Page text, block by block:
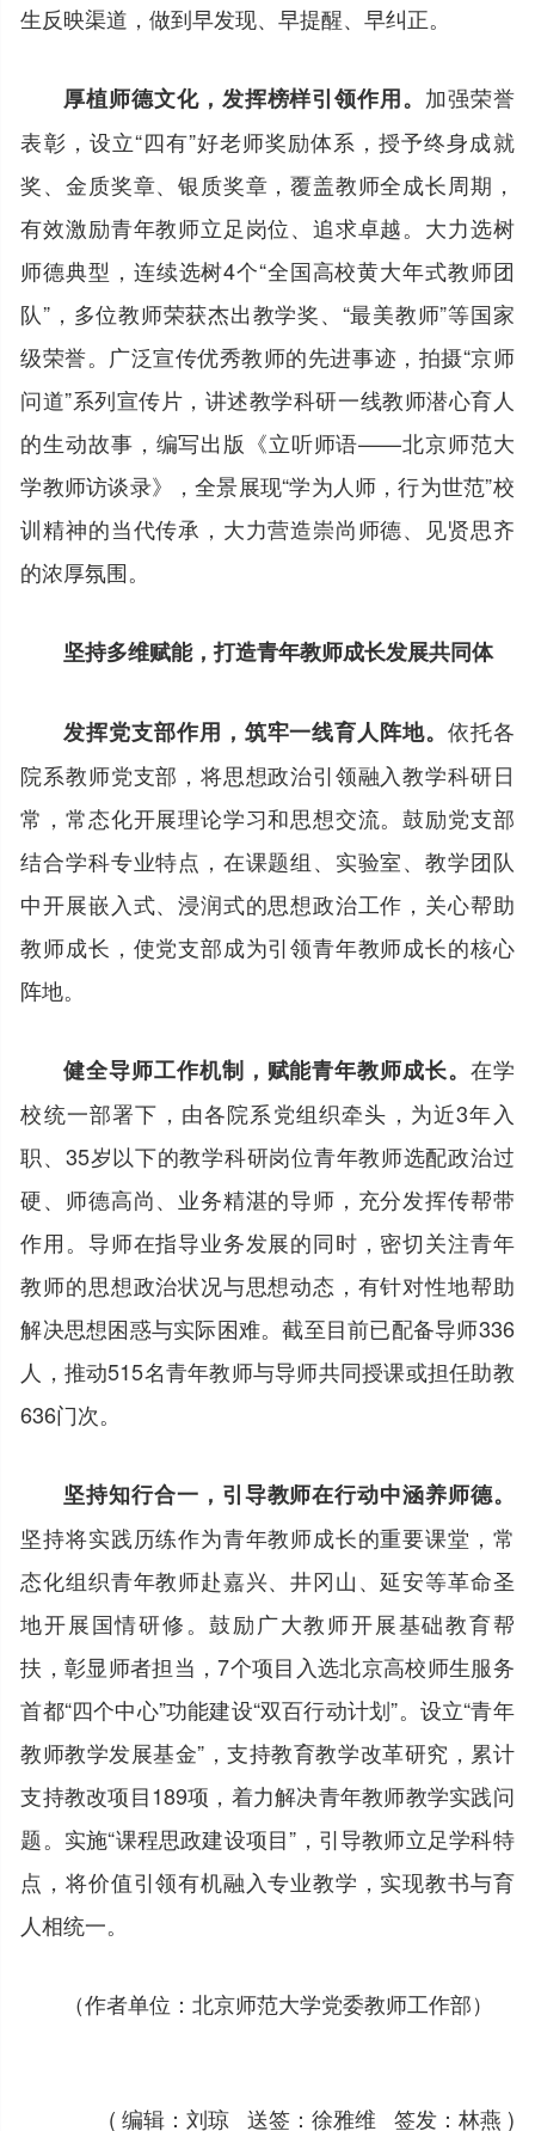
生反映渠道，做到早发现、早提醒、早纠正。
厚植师德文化，发挥榜样引领作用。 加强荣誉
表彰，设立“四有”好老师奖励体系，授予终身成就
奖、金质奖章、银质奖章，覆盖教师全成长周期，
有效激励青年教师立足岗位、追求卓越。大力选树
师德典型，连续选树4个“全国高校黄大年式教师团
队”，多位教师荣获杰出教学奖、“最美教师”等国家
级荣誉。广泛宣传优秀教师的先进事迹，拍摄“京师
问道”系列宣传片，讲述教学科研一线教师潜心育人
的生动故事，编写出版《立听师语——北京师范大
学教师访谈录》，全景展现“学为人师，行为世范”校
训精神的当代传承，大力营造崇尚师德、见贤思齐
的浓厚氛围。
坚持多维赋能，打造青年教师成长发展共同体
发挥党支部作用，筑牢一线育人阵地。 依托各
院系教师党支部，将思想政治引领融入教学科研日
常，常态化开展理论学习和思想交流。鼓励党支部
结合学科专业特点，在课题组、实验室、教学团队
中开展嵌入式、浸润式的思想政治工作，关心帮助
教师成长，使党支部成为引领青年教师成长的核心
阵地。
健全导师工作机制，赋能青年教师成长。 在学
校统一部署下，由各院系党组织牵头，为近3年入
职、35岁以下的教学科研岗位青年教师选配政治过
硬、师德高尚、业务精湛的导师，充分发挥传帮带
作用。导师在指导业务发展的同时，密切关注青年
教师的思想政治状况与思想动态，有针对性地帮助
解决思想困惑与实际困难。截至目前已配备导师336
人，推动515名青年教师与导师共同授课或担任助教
636门次。
坚持知行合一，引导教师在行动中涵养师德。
坚持将实践历练作为青年教师成长的重要课堂，常
态化组织青年教师赴嘉兴、井冈山、延安等革命圣
地开展国情研修。鼓励广大教师开展基础教育帮
扶，彰显师者担当，7个项目入选北京高校师生服务
首都“四个中心”功能建设“双百行动计划”。设立“青年
教师教学发展基金”，支持教育教学改革研究，累计
支持教改项目189项，着力解决青年教师教学实践问
题。实施“课程思政建设项目”，引导教师立足学科特
点，将价值引领有机融入专业教学，实现教书与育
人相统一。
（作者单位：北京师范大学党委教师工作部）
( 编辑：刘琼 送签：徐雅维 签发：林燕 )